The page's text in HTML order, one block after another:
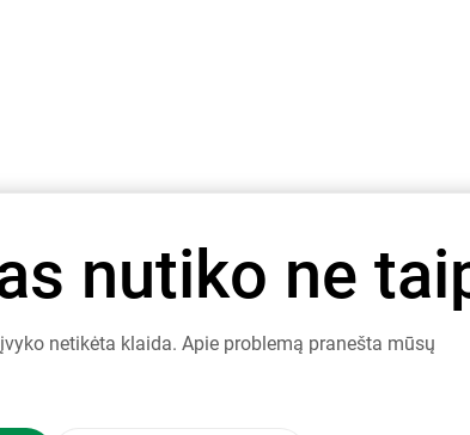
nutiko ne
netikėta klaida. Apie problemą pranešta mūsų